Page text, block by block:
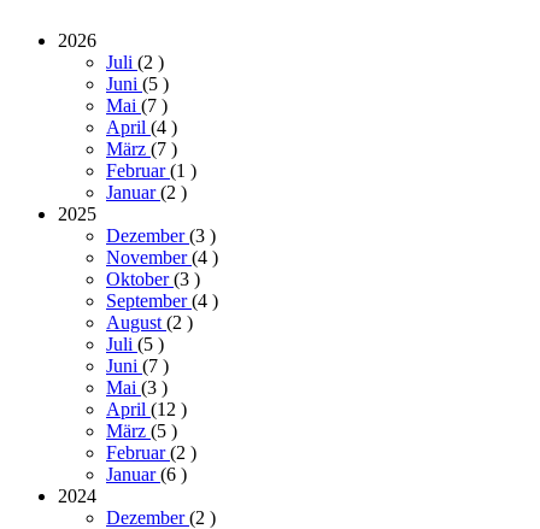
2026
Juli (2 )
Juni (5 )
Mai (7 )
April (4 )
März (7 )
Februar(1 )
Januar(2 )
2025
Dezember(3 )
November(4 )
Oktober(3 )
September(4 )
August (2 )
Juli (5 )
Juni (7 )
Mai (3 )
April (12 )
März (5 )
Februar(2 )
Januar(6 )
2024
Dezember(2 )